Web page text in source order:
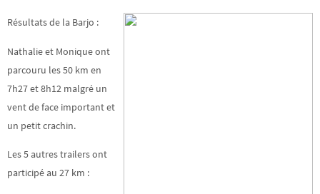
Résultats de la Barjo :
Nathalie et Monique ont
parcouru les 50 km en
7h27 et 8h12 malgré un
vent de face important et
un petit crachin.
Les 5 autres trailers ont
participé au 27 km :